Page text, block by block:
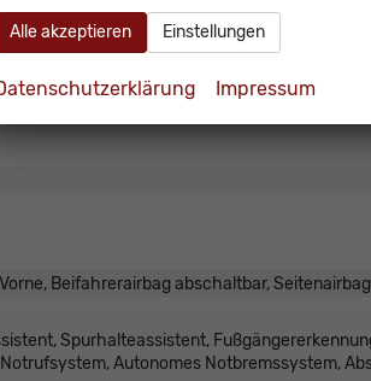
Beifahrerairbag abschaltbar,
Spurhalteassistent,
Autonomes Notbremssystem,
Alle akzeptieren Einstellungen
Impressum